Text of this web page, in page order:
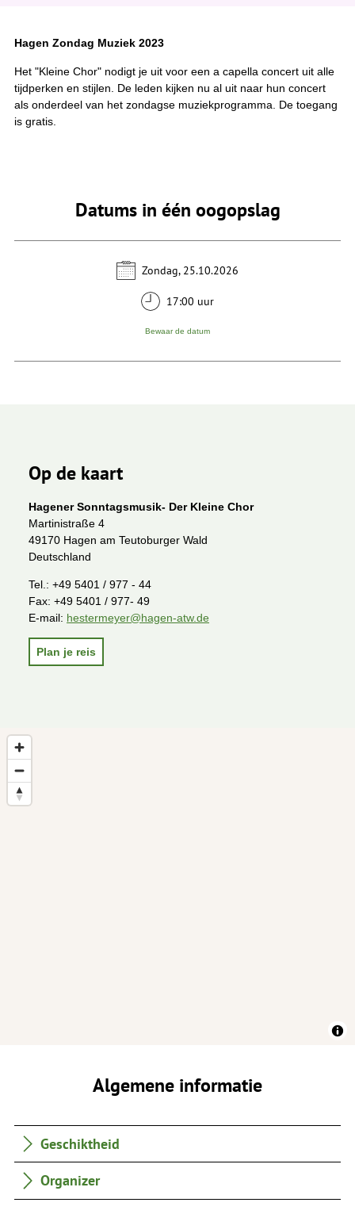
Hagen Zondag Muziek 2023
Het "Kleine Chor" nodigt je uit voor een a capella concert uit alle
tijdperken en stijlen. De leden kijken nu al uit naar hun concert
als onderdeel van het zondagse muziekprogramma. De toegang
is gratis.
Datums in één oogopslag
Zondag, 25.10.2026
17:00 uur
Bewaar de datum
Op de kaart
Hagener Sonntagsmusik- Der Kleine Chor
Martinistraße 4
49170 Hagen am Teutoburger Wald
Deutschland
Tel.: +49 5401 / 977 - 44
Fax: +49 5401 / 977- 49
E-mail: hestermeyer@hagen-atw.de
Plan je reis
Algemene informatie
Geschiktheid
Organizer